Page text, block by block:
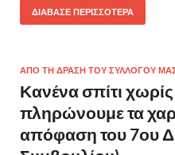
ΔΙΆΒΑΣΕ ΠΕΡΙΣΣΌΤΕΡΑ
ΑΠΟ ΤΗ ΔΡΑΣΗ ΤΟΥ ΣΥΛΛΟΓΟΥ
Κανένα σπίτι
πληρώνουμε τα
απόφαση του 7ου